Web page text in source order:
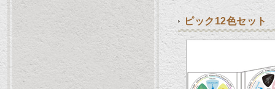
ピック12色セット